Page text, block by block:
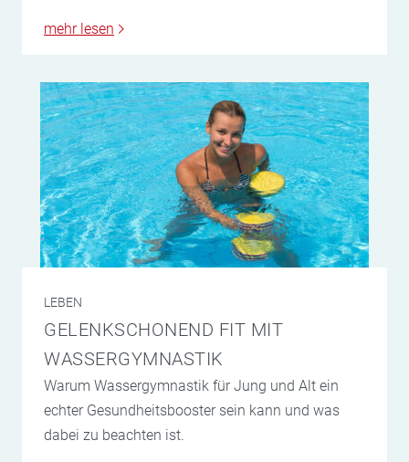
mehr lesen
LEBEN
GELENKSCHONEND FIT MIT
WASSERGYMNASTIK
Warum Wassergymnastik für Jung und Alt ein
echter Gesundheitsbooster sein kann und was
dabei zu beachten ist.